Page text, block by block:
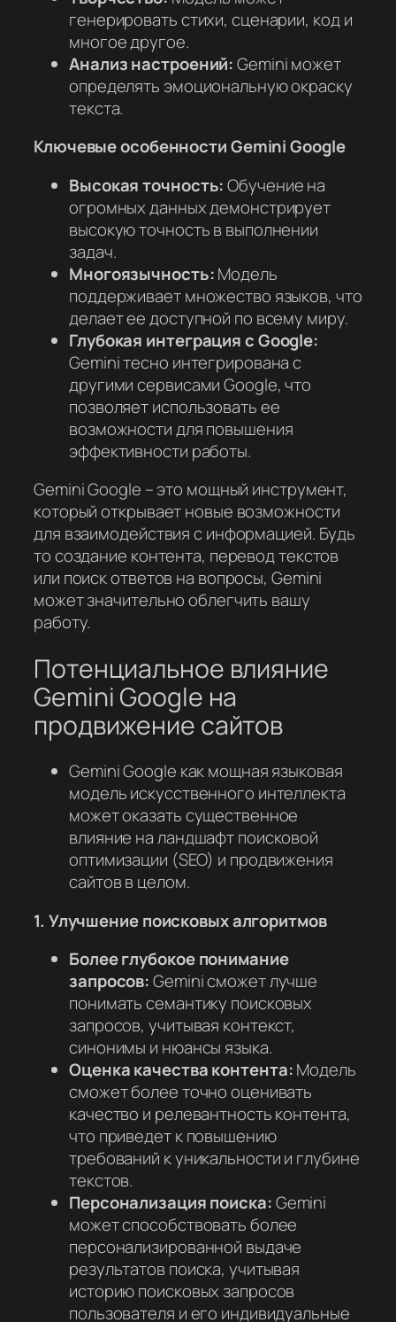
генерировать стихи, сценарии, код и
многое другое.
Анализ настроений:Gemini может
определять эмоциональную окраску
текста.
Ключевые особенности Gemini Google
Высокая точность:Обучение на
огромных данных демонстрирует
высокую точность в выполнении
задач.
Многоязычность:Модель
поддерживает множество языков, что
делает ее доступной по всему миру.
Глубокая интеграция с Google:
Gemini тесно интегрирована с
другими сервисами Google, что
позволяет использовать ее
возможности для повышения
эффективности работы.
Gemini Google – это мощный инструмент,
который открывает новые возможности
для взаимодействия с информацией. Будь
то создание контента, перевод текстов
или поиск ответов на вопросы, Gemini
может значительно облегчить вашу
работу.
Потенциальное влияние
Gemini Google на
продвижение сайтов
Gemini Google как мощная языковая
модель искусственного интеллекта
может оказать существенное
влияние на ландшафт поисковой
оптимизации (SEO) и продвижения
сайтов в целом.
1. Улучшение поисковых алгоритмов
Более глубокое понимание
запросов:Gemini сможет лучше
понимать семантику поисковых
запросов, учитывая контекст,
синонимы и нюансы языка.
Оценка качества контента:Модель
сможет более точно оценивать
качество и релевантность контента,
что приведет к повышению
требований к уникальности и глубине
текстов.
Персонализация поиска:Gemini
может способствовать более
персонализированной выдаче
результатов поиска, учитывая
историю поисковых запросов
пользователя и его индивидуальные